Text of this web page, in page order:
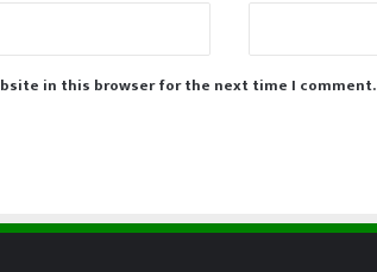
in this browser for the next time I comment.